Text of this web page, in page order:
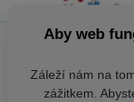
Aby web
Záleží nám na
zážitkem.